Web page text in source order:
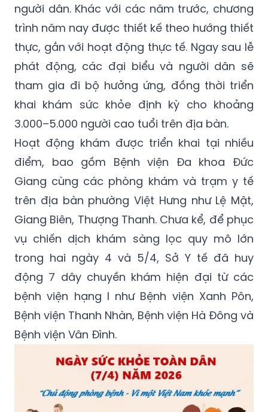
người dân. Khác với các năm trước, chương
trình năm nay được thiết kế theo hướng thiết
thực, gắn với hoạt động thực tế. Ngay sau lễ
phát động, các đại biểu và người dân sẽ
tham gia đi bộ hưởng ứng, đồng thời triển
khai khám sức khỏe định kỳ cho khoảng
3.000–5.000 người cao tuổi trên địa bàn.
Hoạt động khám được triển khai tại nhiều
điểm, bao gồm Bệnh viện Đa khoa Đức
Giang cùng các phòng khám và trạm y tế
trên địa bàn phường Việt Hưng như Lệ Mật,
Giang Biên, Thượng Thanh. Chưa kể, để phục
vụ chiến dịch khám sàng lọc quy mô lớn
trong hai ngày 4 và 5/4, Sở Y tế đã huy
động 7 dây chuyền khám hiện đại từ các
bệnh viện hạng I như Bệnh viện Xanh Pôn,
Bệnh viện Thanh Nhàn, Bệnh viện Hà Đông và
Bệnh viện Vân Đình.